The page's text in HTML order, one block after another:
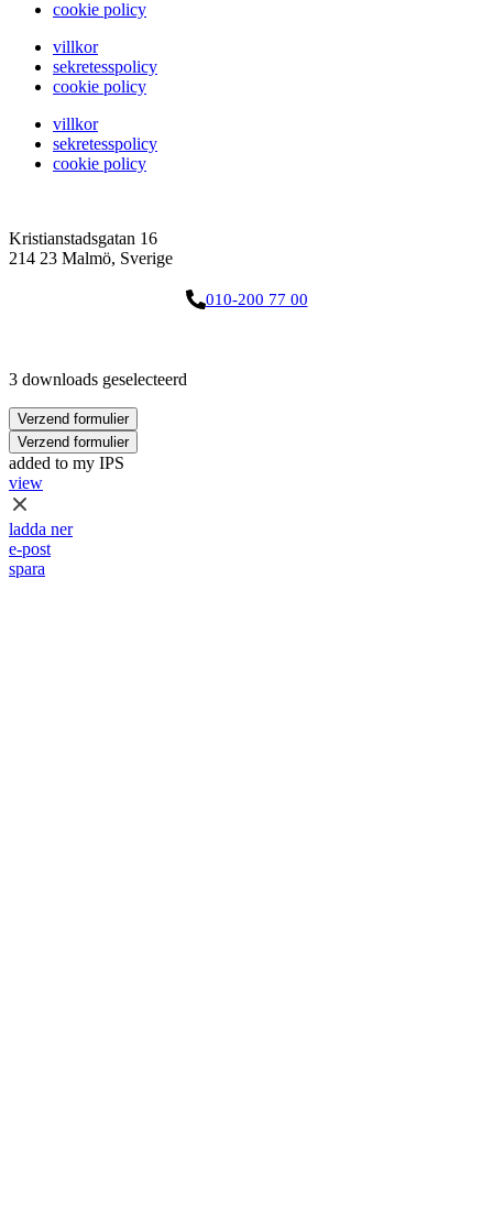
cookie policy
villkor
sekretesspolicy
cookie policy
villkor
sekretesspolicy
cookie policy
Kristianstadsgatan 16
214 23 Malmö, Sverige
010-200 77 00
3 downloads geselecteerd
Verzend formulier
Verzend formulier
added to my IPS
view
ladda ner
e-post
spara